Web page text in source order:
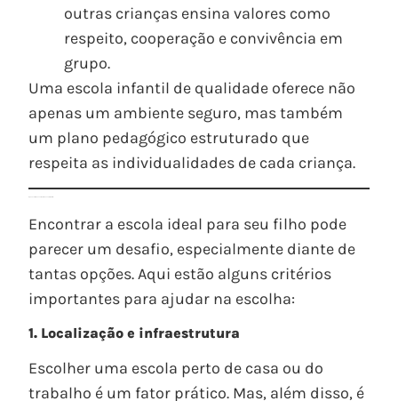
outras crianças ensina valores como
respeito, cooperação e convivência em
grupo.
Uma escola infantil de qualidade oferece não
apenas um ambiente seguro, mas também
um plano pedagógico estruturado que
respeita as individualidades de cada criança.
Encontrar a escola ideal para seu filho pode
parecer um desafio, especialmente diante de
tantas opções. Aqui estão alguns critérios
importantes para ajudar na escolha:
1. Localização e infraestrutura
Escolher uma escola perto de casa ou do
trabalho é um fator prático. Mas, além disso, é